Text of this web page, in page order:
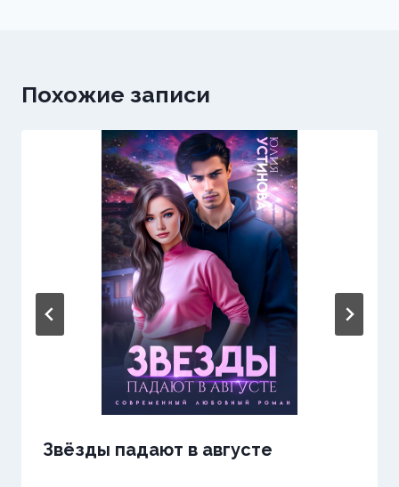
Похожие записи
Звёзды падают в августе